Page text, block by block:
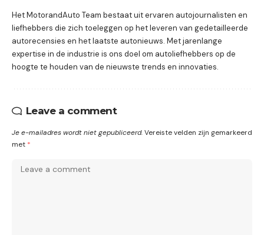
Het MotorandAuto Team bestaat uit ervaren autojournalisten en
liefhebbers die zich toeleggen op het leveren van gedetailleerde
autorecensies en het laatste autonieuws. Met jarenlange
expertise in de industrie is ons doel om autoliefhebbers op de
hoogte te houden van de nieuwste trends en innovaties.
Leave a comment
Je e-mailadres wordt niet gepubliceerd.Vereiste velden zijn gemarkeerd
met *